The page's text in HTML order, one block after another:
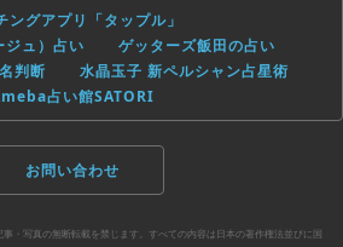
ングアプリ「タップル」
ュ）占い
ゲッターズ飯田の占い
判断
水晶玉子 新ペルシャン占星術
占い館SATORI
お問い合わせ
・写真の無断転載を禁じます。すべての内容は日本の著作権法並びに国